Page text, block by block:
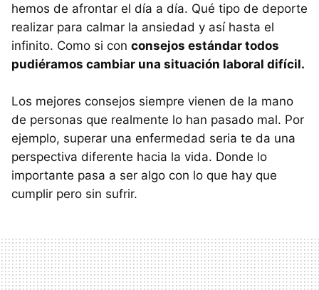
hemos de afrontar el día a día. Qué tipo de deporte
realizar para calmar la ansiedad y así hasta el
infinito. Como si con consejos estándar todos
pudiéramos cambiar una situación laboral difícil.
Los mejores consejos siempre vienen de la mano
de personas que realmente lo han pasado mal. Por
ejemplo, superar una enfermedad seria te da una
perspectiva diferente hacia la vida. Donde lo
importante pasa a ser algo con lo que hay que
cumplir pero sin sufrir.